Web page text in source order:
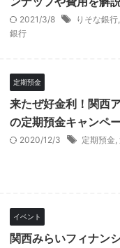
2021/3/8 りそな銀行,
銀行
定期預金
来たぜ好金利！関西
の定期預金キャンペ
2020/12/3 定期預金,
イベント
関西みらいフィナン